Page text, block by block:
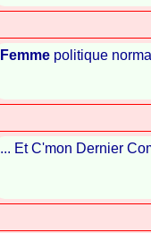
Femme politique
... Et C'mon Dernier